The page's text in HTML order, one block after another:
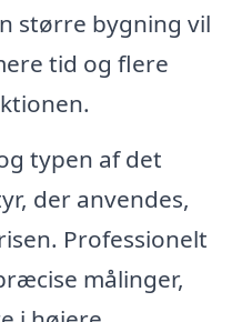
større bygning vil
tid og flere
typen af det
der anvendes,
Professionelt
målinger,